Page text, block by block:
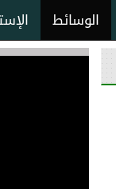
الوسائط